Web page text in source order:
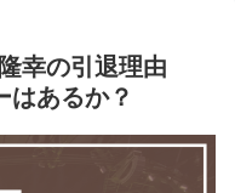
幸の引退理由
はあるか？